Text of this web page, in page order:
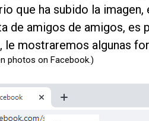
que ha subido la
de amigos de amigos, es
le mostraremos algunas
photos on Facebook.)